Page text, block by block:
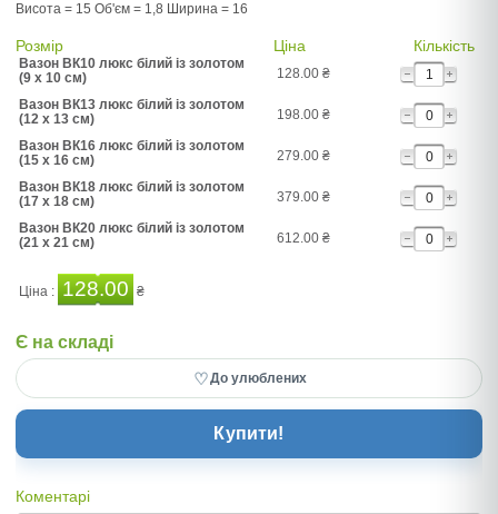
Висота = 15 Об'єм = 1,8 Ширина = 16
Розмір Ціна Кількість
Вазон ВК10 люкс білий із золотом
(9 x 10 см)
128.00 ₴
Вазон ВК13 люкс білий із золотом
(12 x 13 см)
198.00 ₴
Вазон ВК16 люкс білий із золотом
(15 x 16 см)
279.00 ₴
Вазон ВК18 люкс білий із золотом
(17 x 18 см)
379.00 ₴
Вазон ВК20 люкс білий із золотом
(21 x 21 см)
612.00 ₴
Ціна : 128.00 ₴
Є на складі
♡До улюблених
Купити!
Коментарі